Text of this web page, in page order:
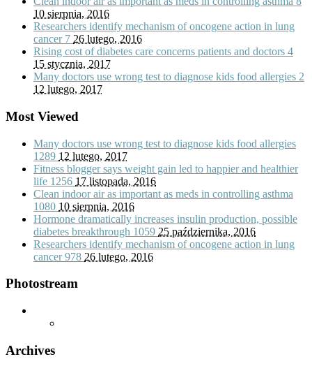
10 sierpnia, 2016
Researchers identify mechanism of oncogene action in lung
cancer 7 26 lutego, 2016
Rising cost of diabetes care concerns patients and doctors 4
15 stycznia, 2017
Many doctors use wrong test to diagnose kids food allergies 2
12 lutego, 2017
Most Viewed
Many doctors use wrong test to diagnose kids food allergies
1289 12 lutego, 2017
Fitness blogger says weight gain led to happier and healthier
life 1256 17 listopada, 2016
Clean indoor air as important as meds in controlling asthma
1080 10 sierpnia, 2016
Hormone dramatically increases insulin production, possible
diabetes breakthrough 1059 25 października, 2016
Researchers identify mechanism of oncogene action in lung
cancer978 26 lutego, 2016
Photostream
Archives